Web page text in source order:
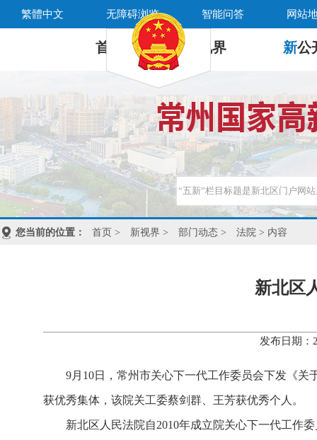
繁體中文 无障碍浏览 智能问答 网站
首 页 新 视界 新公
您当前的位置： 首页 > 新视界 > 部门动态 > 法院 > 内容
新北区
发布日期：
9月10日，常州市关心下一代工作委员会下发《
获优秀集体，该院关工委蔡剑群、王芳获优秀个人。
新北区人民法院自2010年成立院关心下一代工作